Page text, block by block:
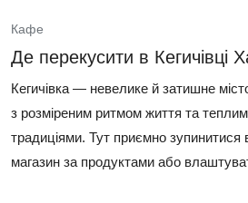
Кафе
Де перекусити в Кегичівці
Кегичівка — невелике й затишне
з розміреним ритмом життя та
традиціями. Тут приємно зупинитися
магазин за продуктами або